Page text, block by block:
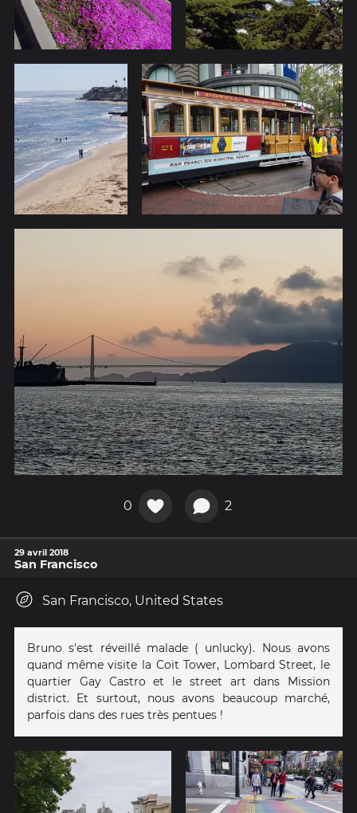
0 2
29 avril 2018
San Francisco
San Francisco, United States
Bruno s'est réveillé malade ( unlucky). Nous avons
quand même visite la Coit Tower, Lombard Street, le
quartier Gay Castro et le street art dans Mission
district. Et surtout, nous avons beaucoup marché,
parfois dans des rues très pentues !